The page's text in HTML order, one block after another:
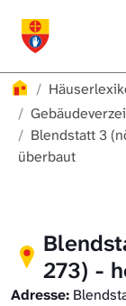
Häuserlexikon
Blendstatt 3
überbaut
273) -
Adresse: